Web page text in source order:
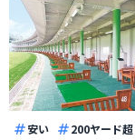
安い 200ヤード超